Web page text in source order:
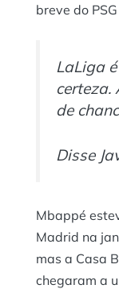
breve do
LaLiga
certeza.
de
Disse
Mbappé
Madrid na
mas a Casa
chegaram a